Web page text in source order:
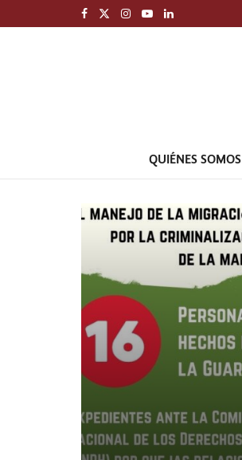
QUIÉNES SOMOS